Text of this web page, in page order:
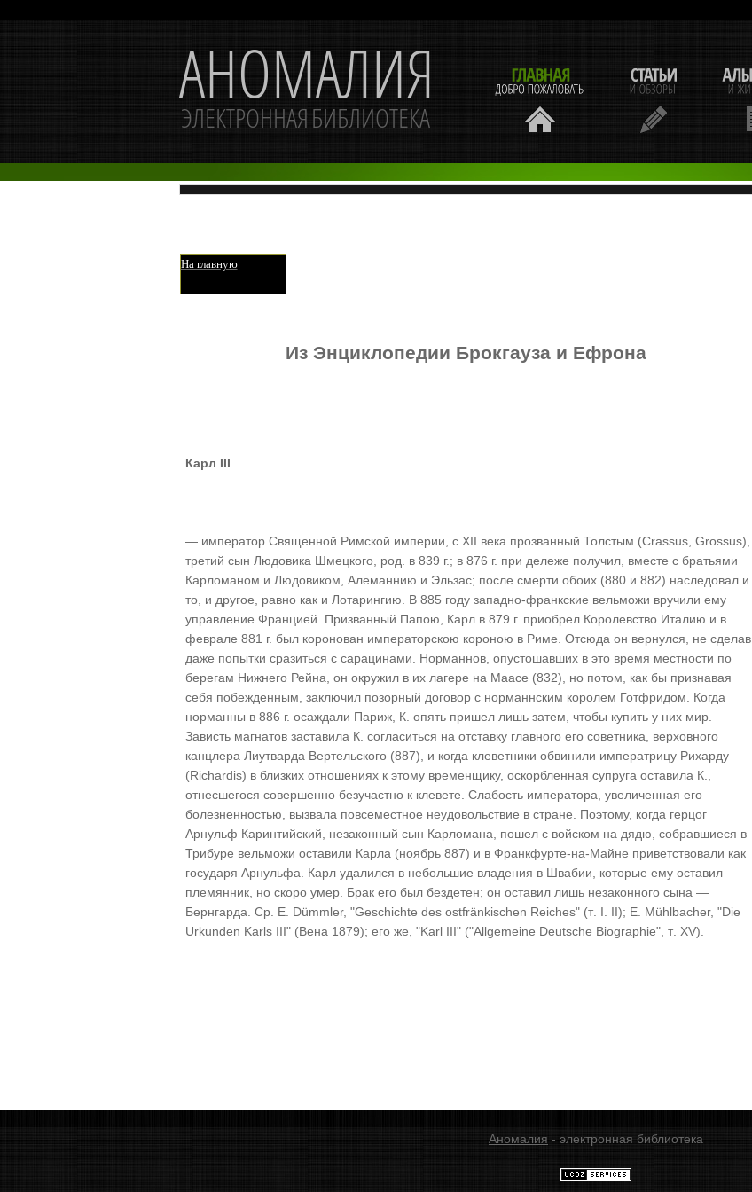
На главную
Из Энциклопедии Брокгауза и Ефрона
Карл III
— император Священной Римской империи, с XII века прозванный Толстым (Crassus, Grossus),
третий сын Людовика Шмецкого, род. в 839 г.; в 876 г. при дележе получил, вместе с братьями
Карломаном и Людовиком, Алеманнию и Эльзас; после смерти обоих (880 и 882) наследовал и
то, и другое, равно как и Лотарингию. В 885 году западно-франкские вельможи вручили ему
управление Францией. Призванный Папою, Карл в 879 г. приобрел Королевство Италию и в
феврале 881 г. был коронован императорскою короною в Риме. Отсюда он вернулся, не сделав
даже попытки сразиться с сарацинами. Норманнов, опустошавших в это время местности по
берегам Нижнего Рейна, он окружил в их лагере на Маасе (832), но потом, как бы признавая
себя побежденным, заключил позорный договор с норманнским королем Готфридом. Когда
норманны в 886 г. осаждали Париж, К. опять пришел лишь затем, чтобы купить у них мир.
Зависть магнатов заставила К. согласиться на отставку главного его советника, верховного
канцлера Лиутварда Вертельского (887), и когда клеветники обвинили императрицу Рихарду
(Richardis) в близких отношениях к этому временщику, оскорбленная супруга оставила К.,
отнесшегося совершенно безучастно к клевете. Слабость императора, увеличенная его
болезненностью, вызвала повсеместное неудовольствие в стране. Поэтому, когда герцог
Арнульф Каринтийский, незаконный сын Карломана, пошел с войском на дядю, собравшиеся в
Трибуре вельможи оставили Карла (ноябрь 887) и в Франкфурте-на-Майне приветствовали как
государя Арнульфа. Карл удалился в небольшие владения в Швабии, которые ему оставил
племянник, но скоро умер. Брак его был бездетен; он оставил лишь незаконного сына —
Бернгарда. Ср Е . Dümmler, "Geschichte des ostfränkischen Reiches" (т . I. II); E. Mühlbacher, "Die
Urkunden Karls III" (Вена 1879);его же , "Karl III" ("Allgemeine Deutsche Biographie",т . XV).
Аномалия - электронная библиотека